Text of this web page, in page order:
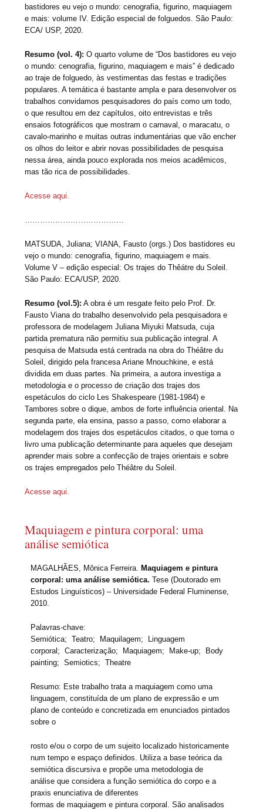
bastidores eu vejo o mundo: cenografia, figurino, maquiagem
e mais: volume IV. Edição especial de folguedos. São Paulo:
ECA/ USP, 2020.
Resumo (vol. 4): O quarto volume de “Dos bastidores eu vejo
o mundo: cenografia, figurino, maquiagem e mais” é dedicado
ao traje de folguedo, às vestimentas das festas e tradições
populares. A temática é bastante ampla e para desenvolver os
trabalhos convidamos pesquisadores do país como um todo,
o que resultou em dez capítulos, oito entrevistas e três
ensaios fotográficos que mostram o carnaval, o maracatu, o
cavalo-marinho e muitas outras indumentárias que vão encher
os olhos do leitor e abrir novas possibilidades de pesquisa
nessa área, ainda pouco explorada nos meios acadêmicos,
mas tão rica de possibilidades.
Acesse aqui.
MATSUDA, Juliana; VIANA, Fausto (orgs.) Dos bastidores eu
vejo o mundo: cenografia, figurino, maquiagem e mais.
Volume V – edição especial: Os trajes do Thêátre du Soleil.
São Paulo: ECA/USP, 2020.
Resumo (vol.5): A obra é um resgate feito pelo Prof. Dr.
Fausto Viana do trabalho desenvolvido pela pesquisadora e
professora de modelagem Juliana Miyuki Matsuda, cuja
partida prematura não permitiu sua publicação integral. A
pesquisa de Matsuda está centrada na obra do Théâtre du
Soleil, dirigido pela francesa Ariane Mnouchkine, e está
dividida em duas partes. Na primeira, a autora investiga a
metodologia e o processo de criação dos trajes dos
espetáculos do ciclo Les Shakespeare (1981-1984) e
Tambores sobre o dique, ambos de forte influência oriental. Na
segunda parte, ela ensina, passo a passo, como elaborar a
modelagem dos trajes dos espetáculos citados, o que torna o
livro uma publicação determinante para aqueles que desejam
aprender mais sobre a confecção de trajes orientais e sobre
os trajes empregados pelo Théâtre du Soleil.
Acesse aqui.
Maquiagem e pintura corporal: uma
análise semiótica
MAGALHÃES, Mônica Ferreira. Maquiagem e pintura
corporal: uma análise semiótica.Tese (Doutorado em
Estudos Linguísticos) – Universidade Federal Fluminense,
2010.
Palavras-chave:
Semiótica; Teatro; Maquilagem; Linguagem
corporal; Caracterização; Maquiagem; Make-up; Body
painting; Semiotics; Theatre
Resumo: Este trabalho trata a maquiagem como uma
linguagem, constituída de um plano de expressão e um
plano de conteúdo e concretizada em enunciados pintados
sobre o
rosto e/ou o corpo de um sujeito localizado historicamente
num tempo e espaço definidos. Utiliza a base teórica da
semiótica discursiva e propõe uma metodologia de
análise que considera a função semiótica do corpo e a
praxis enunciativa de diferentes
formas de maquiagem e pintura corporal. São analisados